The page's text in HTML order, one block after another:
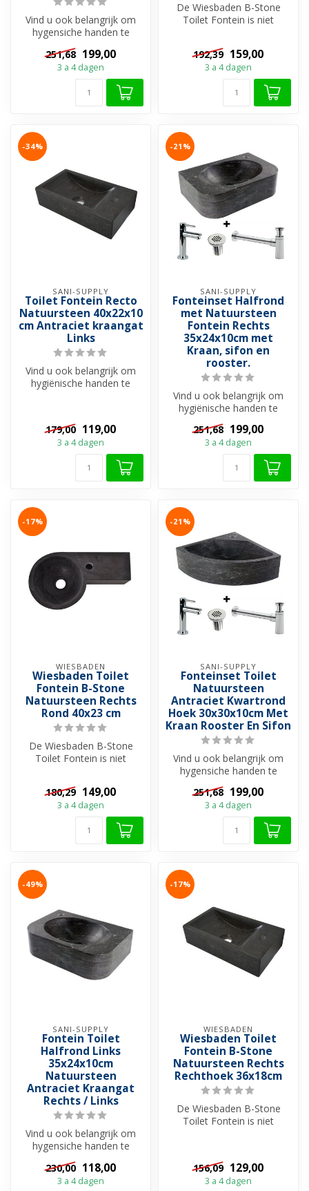
Vind u ook belangrijk om
hygensiche handen te
hebben na een
toiletbezoek? Dan zi...
251,68 199,00
3 a 4 dagen
De Wiesbaden B-Stone
Toilet Fontein is niet
uw toilet, ...
192,39 159,00
3 a 4 dagen
-34%
SANI-SUPPLY
Toilet Fontein Recto
Natuursteen 40x22x10
cm Antraciet kraangat
Links
Vind u ook belangrijk om
hygiënische handen te
179,00 119,00
3 a 4 dagen
-21%
SANI-SUPPLY
Fonteinset Halfrond
met Natuursteen
Fontein Rechts
35x24x10cm met
Kraan, sifon en
rooster.
Vind u ook belangrijk om
hygiënische handen te
en wil...
251,68 199,00
3 a 4 dagen
-17%
WIESBADEN
Wiesbaden Toilet
Fontein B-Stone
Natuursteen Rechts
Rond 40x23 cm
De Wiesbaden B-Stone
Toilet Fontein is niet
uw toilet, ...
180,29 149,00
3 a 4 dagen
-21%
SANI-SUPPLY
Fonteinset Toilet
Natuursteen
Antraciet Kwartrond
Hoek 30x30x10cm Met
Kraan Rooster En Sifon
Vind u ook belangrijk om
hygensiche handen te
hebben na een toiletbezoek
en wilt...
251,68 199,00
3 a 4 dagen
-49%
SANI-SUPPLY
Fontein Toilet
Halfrond Links
35x24x10cm
Natuursteen
Antraciet Kraangat
Rechts / Links
Vind u ook belangrijk om
hygensiche handen te
hebben na een
toiletbezoek? Dan zi...
230,00 118,00
3 a 4 dagen
-17%
WIESBADEN
Wiesbaden Toilet
Fontein B-Stone
Natuursteen Rechts
Rechthoek 36x18cm
De Wiesbaden B-Stone
Toilet Fontein is niet
156,09 129,00
3 a 4 dagen